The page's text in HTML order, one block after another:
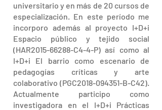
universitario y en más de 20 cursos de
especialización. En este período me
incorporo además al proyecto I+D+i
Espacio público y tejido social
(HAR2015-66288-C4-4-P) así como al
I+D+i El barrio como escenario de
pedagogías críticas y arte
colaborativo (PGC2018-094351-B-C42).
Actualmente participo como
investigadora en el I+D+i Prácticas